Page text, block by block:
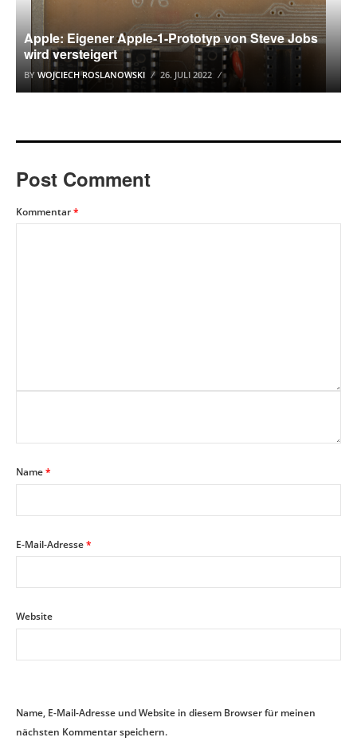
Apple: Eigener Apple-1-Prototyp von Steve Jobs
wird versteigert
BY WOJCIECH ROSLANOWSKI 26. JULI 2022
Post Comment
Kommentar*
Name*
E-Mail-Adresse*
Website
Name, E-Mail-Adresse und Website in diesem Browser für meinen
nächsten Kommentar speichern.